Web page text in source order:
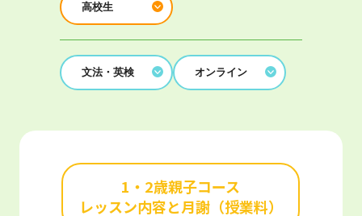
高校生
文法・英検 オンライン
1・2歳親子コース
レッスン内容と月謝（授業料）